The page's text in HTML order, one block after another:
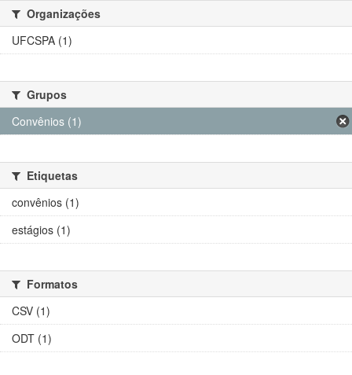
Organizações
UFCSPA (1)
Grupos
Convênios (1)
Etiquetas
convênios (1)
estágios (1)
Formatos
CSV (1)
ODT (1)